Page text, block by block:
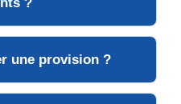
une provision ?